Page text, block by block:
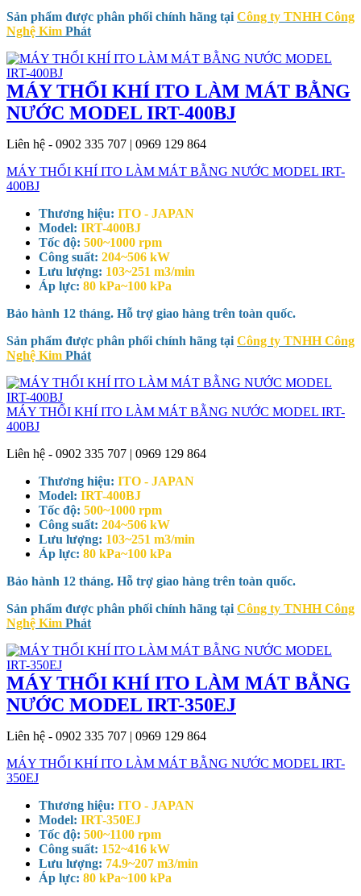
Sản phẩm được phân phối chính hãng tại Công ty TNHH Công
Nghệ Kim Phát
MÁY THỔI KHÍ ITO LÀM MÁT BẰNG
NƯỚC MODEL IRT-400BJ
Liên hệ - 0902 335 707 | 0969 129 864
MÁY THỔI KHÍ ITO LÀM MÁT BẰNG NƯỚC MODEL IRT-
400BJ
Thương hiệu: ITO - JAPAN
Model: IRT-400BJ
Tốc độ: 500~1000 rpm
Công suất: 204~506 kW
Lưu lượng: 103~251 m3/min
Áp lực: 80 kPa~100 kPa
Bảo hành 12 tháng. Hỗ trợ giao hàng trên toàn quốc.
Sản phẩm được phân phối chính hãng tại Công ty TNHH Công
Nghệ Kim Phát
MÁY THỔI KHÍ ITO LÀM MÁT BẰNG NƯỚC MODEL IRT-
400BJ
Liên hệ - 0902 335 707 | 0969 129 864
Thương hiệu: ITO - JAPAN
Model: IRT-400BJ
Tốc độ: 500~1000 rpm
Công suất: 204~506 kW
Lưu lượng: 103~251 m3/min
Áp lực: 80 kPa~100 kPa
Bảo hành 12 tháng. Hỗ trợ giao hàng trên toàn quốc.
Sản phẩm được phân phối chính hãng tại Công ty TNHH Công
Nghệ Kim Phát
MÁY THỔI KHÍ ITO LÀM MÁT BẰNG
NƯỚC MODEL IRT-350EJ
Liên hệ - 0902 335 707 | 0969 129 864
MÁY THỔI KHÍ ITO LÀM MÁT BẰNG NƯỚC MODEL IRT-
350EJ
Thương hiệu: ITO - JAPAN
Model: IRT-350EJ
Tốc độ: 500~1100 rpm
Công suất: 152~416 kW
Lưu lượng: 74.9~207 m3/min
Áp lực: 80 kPa~100 kPa